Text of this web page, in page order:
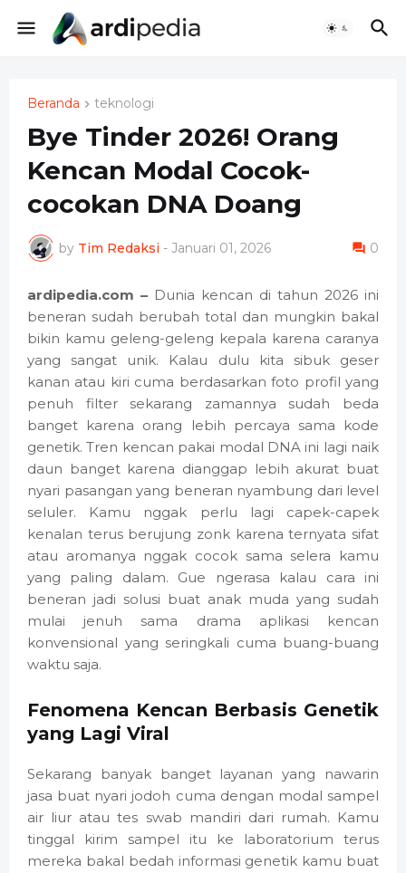
Beranda teknologi
Bye Tinder 2026! Orang
Kencan Modal Cocok-
cocokan DNA Doang
by Tim Redaksi - Januari 01, 2026 0
ardipedia.com – Dunia kencan di tahun 2026 ini
beneran sudah berubah total dan mungkin bakal
bikin kamu geleng-geleng kepala karena caranya
yang sangat unik. Kalau dulu kita sibuk geser
kanan atau kiri cuma berdasarkan foto profil yang
penuh filter sekarang zamannya sudah beda
banget karena orang lebih percaya sama kode
genetik. Tren kencan pakai modal DNA ini lagi naik
daun banget karena dianggap lebih akurat buat
nyari pasangan yang beneran nyambung dari level
seluler. Kamu nggak perlu lagi capek-capek
kenalan terus berujung zonk karena ternyata sifat
atau aromanya nggak cocok sama selera kamu
yang paling dalam. Gue ngerasa kalau cara ini
beneran jadi solusi buat anak muda yang sudah
mulai jenuh sama drama aplikasi kencan
konvensional yang seringkali cuma buang-buang
waktu saja.
Fenomena Kencan Berbasis Genetik
yang Lagi Viral
Sekarang banyak banget layanan yang nawarin
jasa buat nyari jodoh cuma dengan modal sampel
air liur atau tes swab mandiri dari rumah. Kamu
tinggal kirim sampel itu ke laboratorium terus
mereka bakal bedah informasi genetik kamu buat